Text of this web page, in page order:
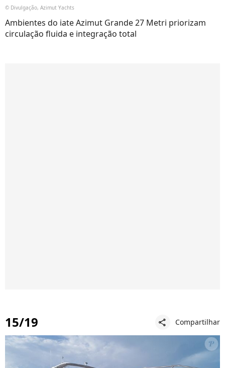
© Divulgação, Azimut Yachts
Ambientes do iate Azimut Grande 27 Metri priorizam
circulação fluida e integração total
15/19 share Compartilhar